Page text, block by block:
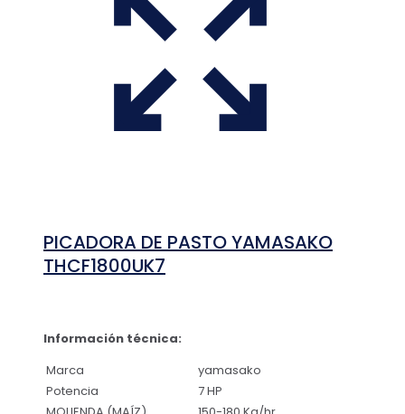
PICADORA DE PASTO YAMASAKO
THCF1800UK7
Información técnica:
Marca
yamasako
Potencia
7 HP